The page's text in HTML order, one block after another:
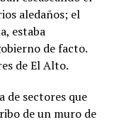
aledaños; el
estaba
de facto.
de El Alto.
de sectores que
de un muro de